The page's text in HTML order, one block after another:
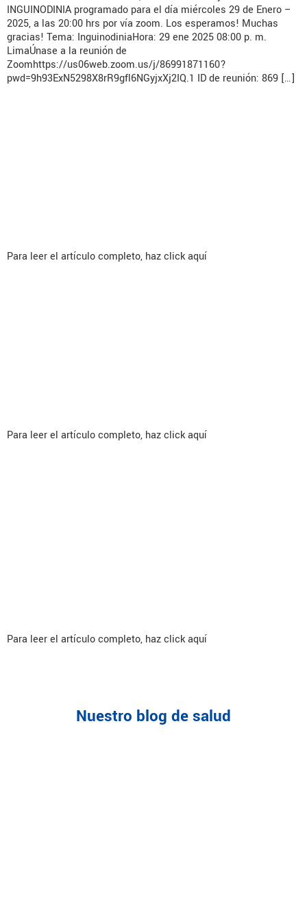
INGUINODINIA programado para el día miércoles 29 de Enero –
2025, a las 20:00 hrs por vía zoom. Los esperamos! Muchas
gracias! Tema: InguinodiniaHora: 29 ene 2025 08:00 p. m.
LimaÚnase a la reunión de
Zoomhttps://us06web.zoom.us/j/86991871160?
pwd=9h93ExN5298X8rR9gfl6NGyjxXj2IQ.1 ID de reunión: 869 […]
Para leer el artículo completo, haz click aquí
Para leer el artículo completo, haz click aquí
Para leer el artículo completo, haz click aquí
Nuestro blog de salud